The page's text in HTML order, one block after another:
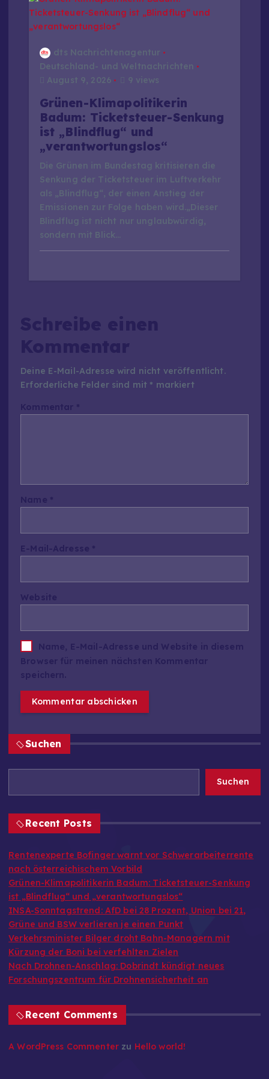
dts Nachrichtenagentur
Deutschland- und Weltnachrichten
August 9, 2026
9 views
Grünen-Klimapolitikerin
Badum: Ticketsteuer-Senkung
ist „Blindflug“ und
„verantwortungslos“
Die Grünen im Bundestag kritisieren die
Senkung der Ticketsteuer im Luftverkehr
als „Blindflug“, der einen Anstieg der
Emissionen zur Folge haben wird.„Dieser
Blindflug ist nicht nur unglaubwürdig,
sondern mit Blick…
Deine E-Mail-Adresse wird nicht veröffentlicht.
Erforderliche Felder sind mit * markiert
Suchen
Suchen
Recent Posts
Rentenexperte Bofinger warnt vor Schwerarbeiterrente
nach österreichischem Vorbild
Grünen-Klimapolitikerin Badum: Ticketsteuer-Senkung
ist „Blindflug“ und „verantwortungslos“
INSA-Sonntagstrend: AfD bei 28 Prozent, Union bei 21,
Grüne und BSW verlieren je einen Punkt
Verkehrsminister Bilger droht Bahn-Managern mit
Kürzung der Boni bei verfehlten Zielen
Nach Drohnen-Anschlag: Dobrindt kündigt neues
Forschungszentrum für Drohnensicherheit an
Recent Comments
A WordPress Commenter zu Hello world!